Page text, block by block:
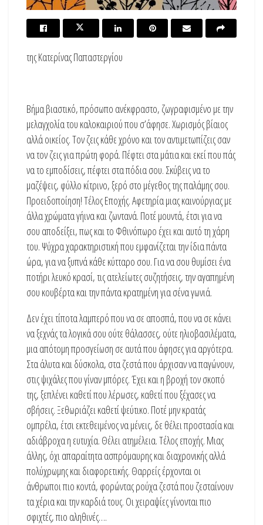
της Κατερίνας Παπαστεργίου
Βήμα βιαστικό, πρόσωπο ανέκφραστο, ζωγραφισμένο με την
μελαγχολία του καλοκαιριού που σ’άφησε. Χωρισμός βίαιος
αλλά οικείος. Τον ζεις κάθε χρόνο και τον αντιμετωπίζεις σαν
να τον ζεις για πρώτη φορά. Πέφτει στα μάτια και εκεί που πάς
να το εμποδίσεις, πέφτει στα πόδια σου. Σκύβεις να το
μαζέψεις, φύλλο κίτρινο, ξερό στο μέγεθος της παλάμης σου.
Προειδοποίηση! Τέλος Εποχής. Αφετηρία μιας καινούργιας με
άλλα χρώματα γήινα και ζωντανά. Ποτέ μουντά, έτσι για να
σου αποδείξει, πως και το Φθινόπωρο έχει και αυτό τη χάρη
του. Ψύχρα χαρακτηριστική που εμφανίζεται την ίδια πάντα
ώρα, για να ξυπνά κάθε κύτταρο σου. Για να σου θυμίσει ένα
ποτήρι λευκό κρασί, τις ατελείωτες συζητήσεις, την αγαπημένη
σου κουβέρτα και την πάντα κρατημένη για σένα γωνιά.
Δεν έχει τίποτα λαμπερό που να σε αποσπά, που να σε κάνει
να ξεχνάς τα λογικά σου ούτε θάλασσες, ούτε ηλιοβασιλέματα,
μια απότομη προσγείωση σε αυτά που άφησες για αργότερα.
Στα άλυτα και δύσκολα, στα ζεστά που άρχισαν να παγώνουν,
στις ψιχάλες που γίναν μπόρες. Έχει και η βροχή τον σκοπό
της, ξεπλένει καθετί που λέρωσες, καθετί που ξέχασες να
σβήσεις. Ξεθωριάζει καθετί ψεύτικο. Ποτέ μην κρατάς
ομπρέλα, έτσι εκτεθειμένος να μένεις, δε θέλει προστασία και
αδιάβροχα η ευτυχία. Θέλει ατημέλεια. Τέλος εποχής. Μιας
άλλης, όχι απαραίτητα ασπρόμαυρης και διαχρονικής αλλά
πολύχρωμης και διαφορετικής. Θαρρείς έρχονται οι
άνθρωποι πιο κοντά, φορώντας ρούχα ζεστά που ζεσταίνουν
τα χέρια και την καρδιά τους. Οι χειραψίες γίνονται πιο
σφιχτές, πιο αληθινές….